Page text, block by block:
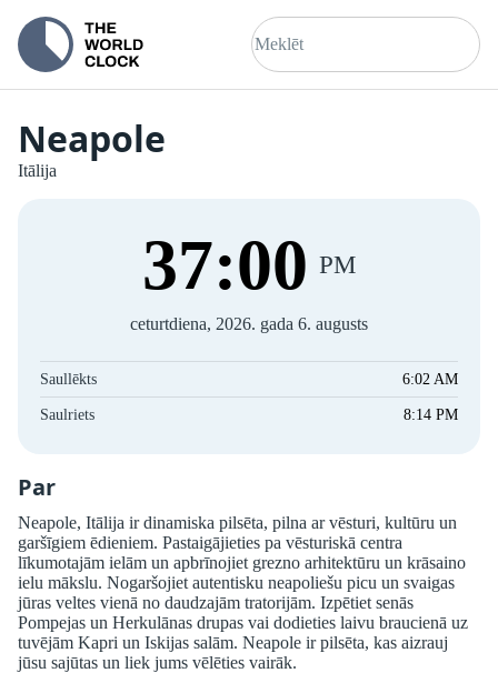
Neapole
Itālija
37:01 PM
ceturtdiena, 2026. gada 6. augusts
Saullēkts 6:02 AM
Saulriets 8:14 PM
Par
Neapole, Itālija ir dinamiska pilsēta, pilna ar vēsturi, kultūru un
garšīgiem ēdieniem. Pastaigājieties pa vēsturiskā centra
līkumotajām ielām un apbrīnojiet grezno arhitektūru un krāsaino
ielu mākslu. Nogaršojiet autentisku neapoliešu picu un svaigas
jūras veltes vienā no daudzajām tratorijām. Izpētiet senās
Pompejas un Herkulānas drupas vai dodieties laivu braucienā uz
tuvējām Kapri un Iskijas salām. Neapole ir pilsēta, kas aizrauj
jūsu sajūtas un liek jums vēlēties vairāk.